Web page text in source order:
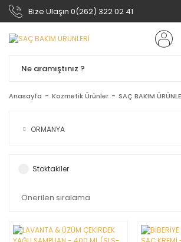
Bize Ulaşın 0(262) 322 02 41
Anasayfa Kozmetik Ürünler SAÇ BAKIM
ORMANYA
Stoktakiler